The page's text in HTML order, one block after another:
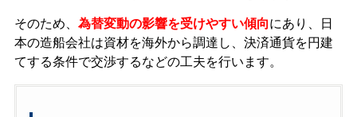
そのため、 為替変動の影響を受けやすい傾向にあり、日
本の造船会社は資材を海外から調達し、決済通貨を円建
てする条件で交渉するなどの工夫を行います。